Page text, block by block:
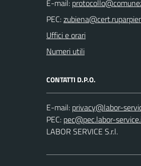
E-mail:
PEC:
Uffici e orari
Numeri utili
CONTATTI D.P.O.
E-mail:
PEC:
LABOR SERVICE S.r.l.